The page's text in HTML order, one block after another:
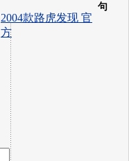
2004款路虎发现 官
方
句